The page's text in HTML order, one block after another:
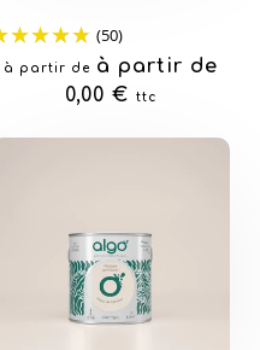
(50)
Prix
habituel
à partir de
à partir de
0,00 €
ttc